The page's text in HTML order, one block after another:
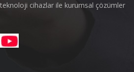
cihazlar ile kurumsal çözümler